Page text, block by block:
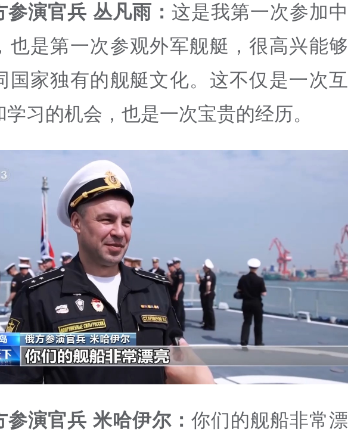
参演官兵 丛凡雨：这是我第一次参加中
也是第一次参观外军舰艇，很高兴能够
国家独有的舰艇文化。这不仅是一次互
习的机会，也是一次宝贵的经历。
参演官兵 米哈伊尔：你们的舰船非常漂